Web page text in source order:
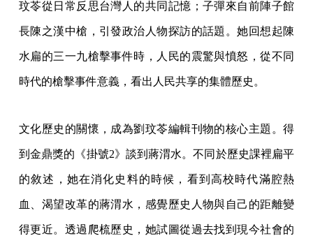
玟苓從日常反思台灣人的共同記憶；子彈來自前陣子館
長陳之漢中槍，引發政治人物探訪的話題。她回想起陳
水扁的三一九槍擊事件時，人民的震驚與憤怒，從不同
時代的槍擊事件意義，看出人民共享的集體歷史。
文化歷史的關懷，成為劉玟苓編輯刊物的核心主題。得
到金鼎獎的《掛號2》談到蔣渭水。不同於歷史課裡扁平
的敘述，她在消化史料的時候，看到高校時代滿腔熱
血、渴望改革的蔣渭水，感覺歷史人物與自己的距離變
得更近。透過爬梳歷史，她試圖從過去找到現今社會的